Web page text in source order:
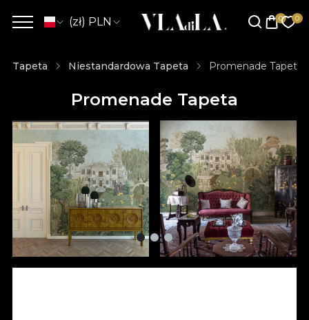
(zł) PLN
Tapeta Niestandardowa Tapeta Promenade Tapeta
Promenade Tapeta